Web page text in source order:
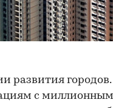
развития
с миллионным